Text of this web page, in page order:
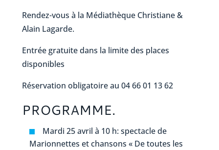
Rendez-vous à la Médiathèque Christiane &
Alain Lagarde.
Entrée gratuite dans la limite des places
disponibles
Réservation obligatoire au 04 66 01 13 62
PROGRAMME.
Mardi 25 avril à 10 h: spectacle de
Marionnettes et chansons « De toutes les